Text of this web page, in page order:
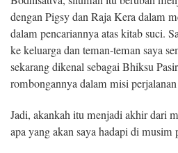
dengan Pigsy dan Raja Kera dalam
dalam pencariannya atas kitab suci.
ke keluarga dan teman-teman saya
sekarang dikenal sebagai Bhiksu
rombongannya dalam misi
Jadi, akankah itu menjadi akhir dari
apa yang akan saya hadapi di